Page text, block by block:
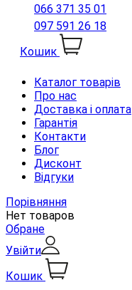
066 371 35 01
097 591 26 18
Кошик
Каталог товарів
Про нас
Доставка і оплата
Гарантія
Контакти
Блог
Дисконт
Відгуки
Порівняння
Нет товаров
Обране
Увійти
Кошик